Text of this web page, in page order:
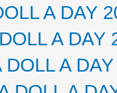
A DAY
A DAY
DOLL A